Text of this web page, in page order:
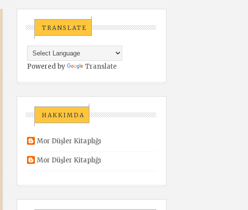
TRANSLATE
Powered by Translate
HAKKIMDA
Mor Düşler Kitaplığı
Mor Düşler Kitaplığı